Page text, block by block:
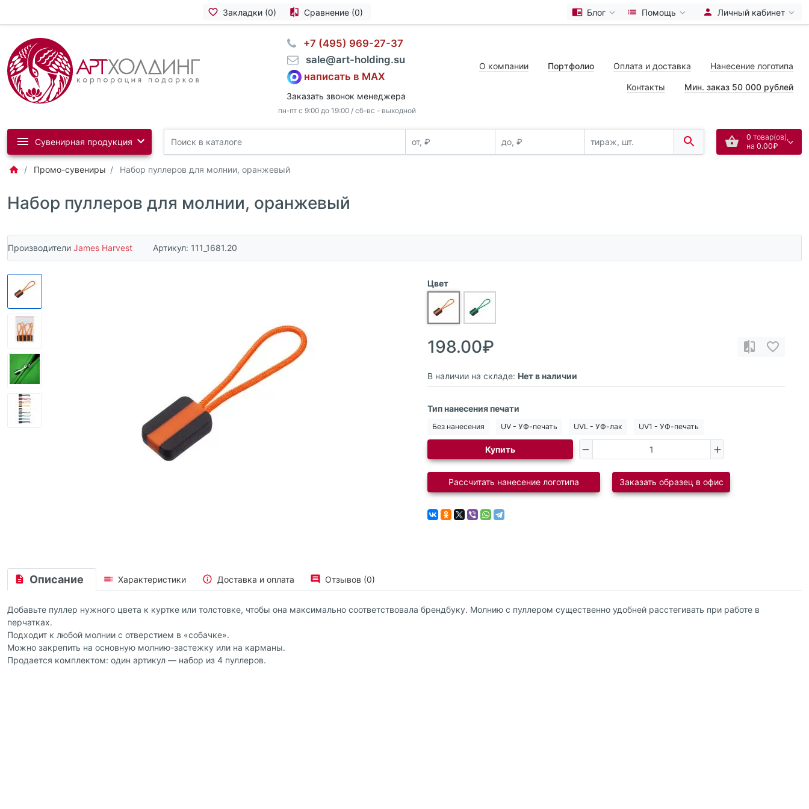
Закладки (0) Сравнение (0) Блог Помощь Личный кабинет
⠀+7 (495) 969-27-37
⠀sale@art-holding.su
написать в MAX
Заказать звонок менеджера
пн-пт с 9:00 до 19:00 / сб-вс - выходной
О компании Портфолио Оплата и доставка Нанесение логотипа
Контакты Мин. заказ 50 000 рублей
0 товар(ов),
на 0.00₽
Сувенирная продукция
Промо-сувениры Набор пуллеров для молнии, оранжевый
Набор пуллеров для молнии, оранжевый
Производители James Harvest Артикул: 111_1681.20
Цвет
198.00₽
В наличии на складе: Нет в наличии
Тип нанесения печати
Без нанесения UV - УФ-печать UVL - УФ-лак UV1 - УФ-печать
Купить
Рассчитать нанесение логотипа Заказать образец в офис
Описание Характеристики Доставка и оплата Отзывов (0)
Добавьте пуллер нужного цвета к куртке или толстовке, чтобы она максимально соответствовала брендбуку. Молнию с пуллером существенно удобней расстегивать при работе в
перчатках.
Подходит к любой молнии с отверстием в «собачке».
Можно закрепить на основную молнию-застежку или на карманы.
Продается комплектом: один артикул — набор из 4 пуллеров.